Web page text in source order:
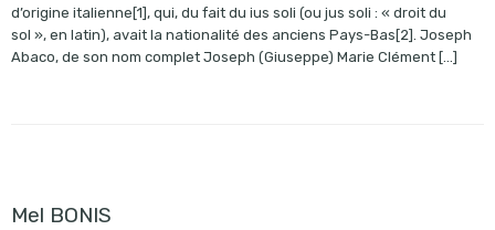
d’origine italienne[1], qui, du fait du ius soli (ou jus soli : « droit du
sol », en latin), avait la nationalité des anciens Pays-Bas[2]. Joseph
Abaco, de son nom complet Joseph (Giuseppe) Marie Clément […]
Mel BONIS